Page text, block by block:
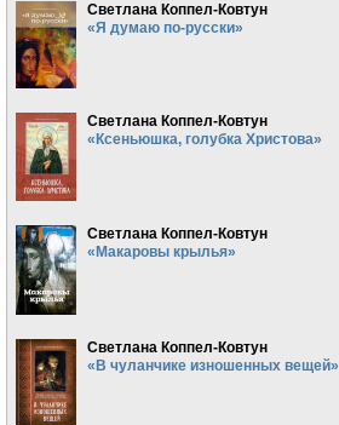
Светлана Коппел-Ковтун
«Я думаю по-русски»
Светлана Коппел-Ковтун
«Ксеньюшка, голубка Христова»
Светлана Коппел-Ковтун
«Макаровы крылья»
Светлана Коппел-Ковтун
«В чуланчике изношенных вещей»